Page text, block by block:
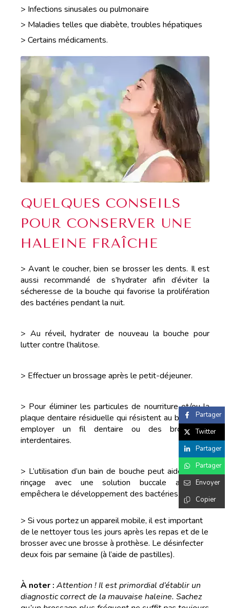
> Infections sinusales ou pulmonaire
> Maladies telles que diabète, troubles hépatiques
> Certains médicaments.
QUELQUES CONSEILS
POUR CONSERVER UNE
HALEINE FRAÎCHE
> Avant le coucher, bien se brosser les dents. Il est
aussi recommandé de s’hydrater afin d’éviter la
sécheresse de la bouche qui favorise la prolifération
des bactéries pendant la nuit.
> Au réveil, hydrater de nouveau la bouche pour
lutter contre l’halitose.
> Effectuer un brossage après le petit-déjeuner.
> Pour éliminer les particules de nourriture et/ou la
plaque dentaire résiduelle qui résistent au brossage,
employer un fil dentaire ou des brossettes
interdentaires.
> L’utilisation d’un bain de bouche peut aider, car le
rinçage avec une solution buccale adéquate
empêchera le développement des bactéries.
> Si vous portez un appareil mobile, il est important
de le nettoyer tous les jours après les repas et de le
brosser avec une brosse à prothèse. Le désinfecter
deux fois par semaine (à l’aide de pastilles).
À noter : Attention ! Il est primordial d’établir un
diagnostic correct de la mauvaise haleine. Sachez
Partager
Twitter
Partager
Partager
Envoyer
Copier